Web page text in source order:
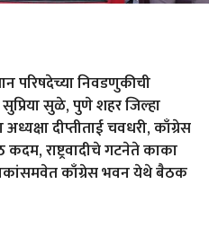
परिषदेच्या निवडणुकीची
सुळे, पुणे शहर जिल्हा
दीप्तीताई चवधरी, काँग्रेस
राष्ट्रवादीचे गटनेते काका
काँग्रेस भवन येथे बैठक